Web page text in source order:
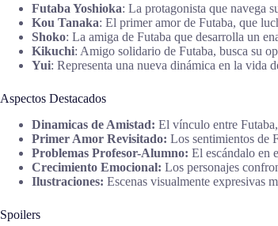
Futaba Yoshioka: La protagonista que navega
Kou Tanaka: El primer amor de Futaba, que
Shoko: La amiga de Futaba que desarrolla un
Kikuchi: Amigo solidario de Futaba, busca su
Yui: Representa una nueva dinámica en la vida
Aspectos Destacados
Dinamicas de Amistad: El vínculo entre
Primer Amor Revisitado: Los sentimientos de
Problemas Profesor-Alumno: El escándalo en
Crecimiento Emocional: Los personajes
Ilustraciones: Escenas visualmente expresivas
Spoilers